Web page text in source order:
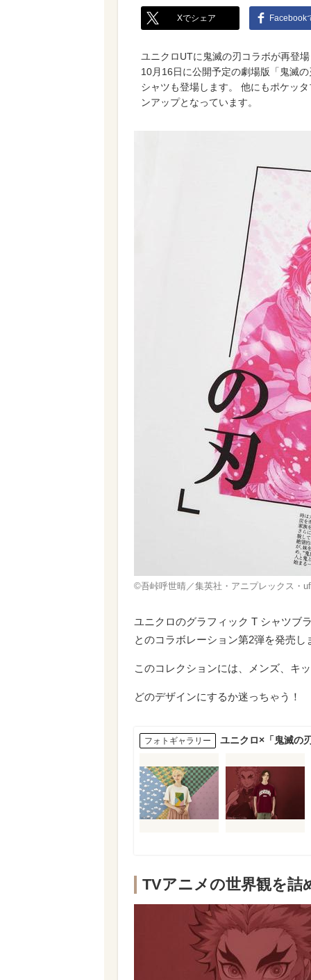
Xでシェア Facebook
ユニクロUTに鬼滅の刃コラボが再登
10月16日に公開予定の劇場版「鬼滅
シャツも登場します。 他にもポケッ
ンアップとなっています。
©吾峠呼世晴／集英社・アニプレックス・
ユニクロのグラフィック T シャツブ
とのコラボレーション第2弾を発売し
このコレクションには、メンズ、キ
どのデザインにするか迷っちゃう！
フォトギャラリー ユニクロ×「鬼滅の
TVアニメの世界観を詰